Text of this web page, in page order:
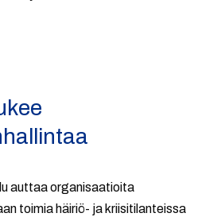
auttaa organisaatioita
toimia häiriö- ja kriisitilanteissa